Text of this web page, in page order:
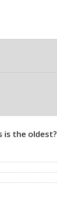
is the oldest?